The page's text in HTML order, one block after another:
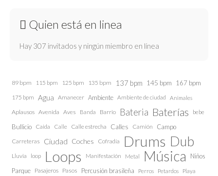
Quien está en linea
Hay 307 invitados y ningún miembro en línea
89 bpm 115 bpm 125 bpm 135 bpm 137 bpm 145 bpm 167 bpm
175 bpm Agua Amanecer Ambiente Ambiente de ciudad Animales
Aplausos Avenida Aves Banda Barrio Bateria Baterías bebe
Bullicio Caida Calle Calle estrecha Calles Camión Campo
Carreteras Ciudad Coches Cofradía Drums Dub
Lluvia loop Loops Manifestación Metal Música
Niños
Parque Pasajeros Pasos Percusión brasileña Perros Petardos Playa